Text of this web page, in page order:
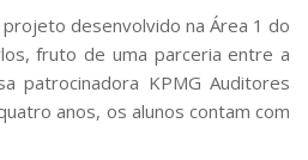
desenvolvido na Área 1 do
fruto de uma parceria entre a
patrocinadora KPMG Auditores
anos, os alunos contam com